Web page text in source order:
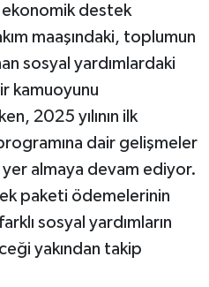
ekonomik destek
maaşındaki, toplumun
sosyal yardımlardaki
kamuoyunu
2025 yılının ilk
dair gelişmeler
yer almaya devam ediyor.
paketi ödemelerinin
sosyal yardımların
yakından takip